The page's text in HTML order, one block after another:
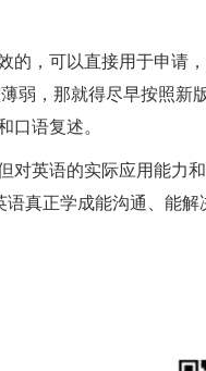
的，可以直接用于申请
弱，那就得尽早按照新
语复述。
对英语的实际应用能力
真正学成能沟通、能解